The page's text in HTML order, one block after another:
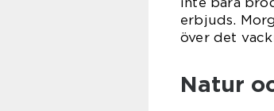
erbjuds.
över det
Natur